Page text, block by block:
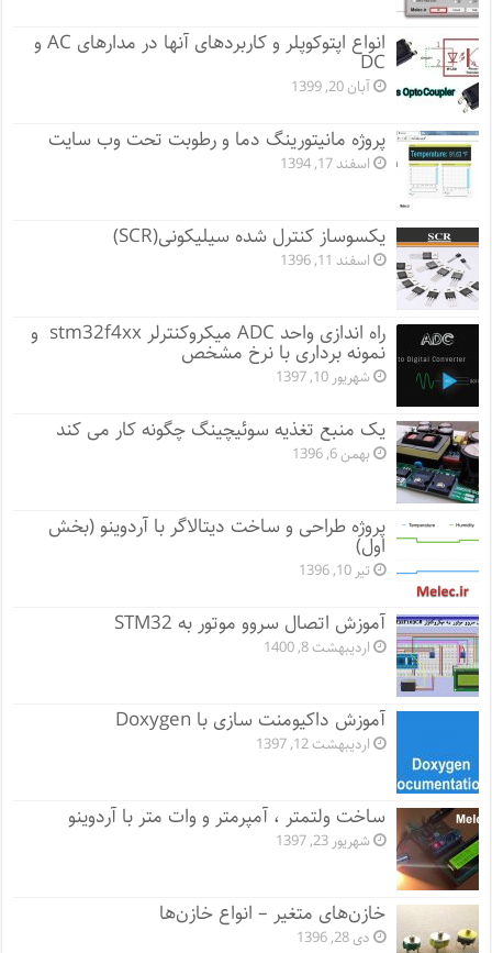
انواع اپتوکوپلر و کاربردهای آنها در مدارهای AC و
DC
آبان 20, 1399
پروژه مانيتورينگ دما و رطوبت تحت وب سایت
اسفند 17, 1394
یکسوساز کنترل شده سیلیکونی(SCR)
اسفند 11, 1396
راه اندازی واحد ADC میکروکنترلر stm32f4xx و
نمونه برداری با نرخ مشخص
شهریور 10, 1397
یک منبع تغذیه سوئیچینگ چگونه کار می کند
بهمن 6, 1396
پروژه طراحی و ساخت دیتالاگر با آردوینو (بخش
اول)
تیر 10, 1396
آموزش اتصال سروو موتور به STM32
اردیبهشت 8, 1400
آموزش داکیومنت سازی با Doxygen
اردیبهشت 12, 1397
ساخت ولتمتر ، آمپرمتر و وات متر با آردوینو
شهریور 23, 1397
خازن‌های متغیر – انواع خازن‌ها
دی 28, 1396